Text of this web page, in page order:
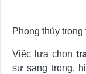
Phong thủy trong
Việc lựa chọn
sự sang trọng,